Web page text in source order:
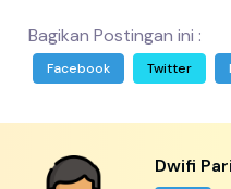
Bagikan Postingan ini :
Facebook Twitter
Dwifi